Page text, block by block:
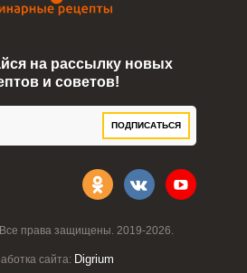
права защищены. 2019-2026.
сайта: Digrium
на рассылку новых
и советов!
ПОДПИСАТЬСЯ